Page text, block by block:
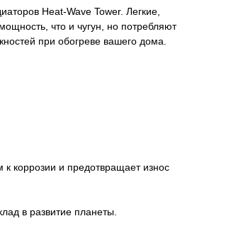
Heat-Wave Tower. Легкие,
что и чугун, но потребляют
при обогреве вашего дома.
к коррозии и предотвращает износ
в развитие планеты.